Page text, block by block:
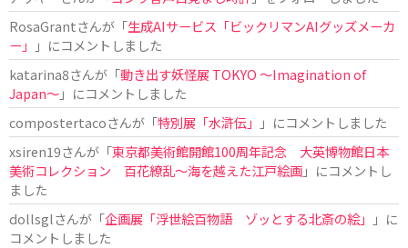
RosaGrantさんが「生成AIサービス「ビックリマンAIグッズメーカ
ー」
」にコメントしました
katarina8さんが「動き出す妖怪展 TOKYO 〜Imagination of
Japan〜」にコメントしました
compostertacoさんが「特別展「水滸伝」
」にコメントしました
xsiren19さんが「東京都美術館開館100周年記念 大英博物館日本
美術コレクション 百花繚乱～海を越えた江戸絵画」にコメントし
ました
dollsglさんが「企画展「浮世絵百物語 ゾッとする北斎の絵」
」に
コメントしました